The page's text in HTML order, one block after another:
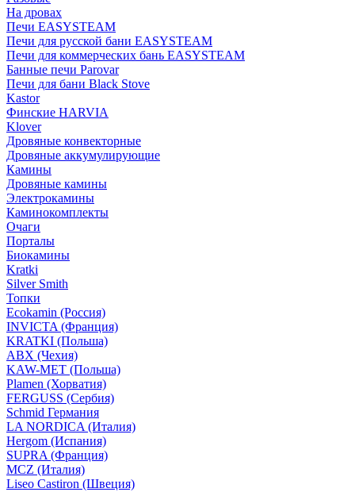
На дровах
Печи EASYSTEAM
Печи для русской бани EASYSTEAM
Печи для коммерческих бань EASYSTEAM
Банные печи Parovar
Печи для бани Black Stove
Kastor
Финские HARVIA
Klover
Дровяные конвекторные
Дровяные аккумулирующие
Камины
Дровяные камины
Электрокамины
Каминокомплекты
Очаги
Порталы
Биокамины
Kratki
Silver Smith
Топки
Ecokamin (Россия)
INVICTA (Франция)
KRATKI (Польша)
ABX (Чехия)
KAW-MET (Польша)
Plamen (Хорватия)
FERGUSS (Сербия)
Schmid Германия
LA NORDICA (Италия)
Hergom (Испания)
SUPRA (Франция)
MCZ (Италия)
Liseo Castiron (Швеция)